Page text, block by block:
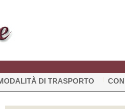
DI TRASPORTO